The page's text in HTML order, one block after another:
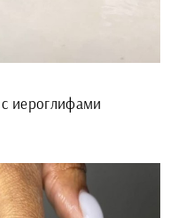
иероглифами